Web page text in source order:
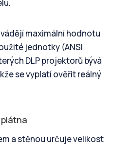
maximální hodnotu
jednotky (ANSI
DLP projektorů bývá
se vyplatí ověřit reálný
a stěnou určuje velikost